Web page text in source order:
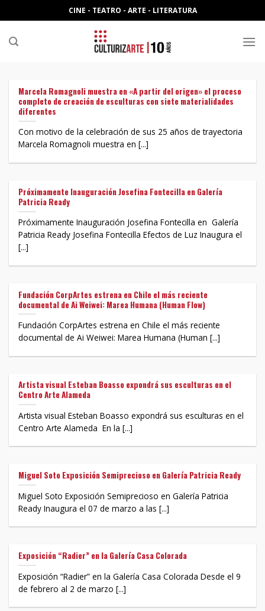
to
content
CINE - TEATRO - ARTE - LITERATURA
Marcela Romagnoli muestra en «A partir del origen» el proceso
completo de creación de esculturas con siete materialidades
diferentes
Con motivo de la celebración de sus 25 años de trayectoria
Marcela Romagnoli muestra en [...]
Próximamente Inauguración Josefina Fontecilla en Galería
Patricia Ready
Próximamente Inauguración Josefina Fontecilla en Galería
Patricia Ready Josefina Fontecilla Efectos de Luz Inaugura el
[...]
Fundación CorpArtes estrena en Chile el más reciente
documental de Ai Weiwei: Marea Humana (Human Flow)
Fundación CorpArtes estrena en Chile el más reciente
documental de Ai Weiwei: Marea Humana (Human [...]
Artista visual Esteban Boasso expondrá sus esculturas en el
Centro Arte Alameda
Artista visual Esteban Boasso expondrá sus esculturas en el
Centro Arte Alameda ​ En la [...]
Miguel Soto Exposición Semiprecioso en Galería Patricia Ready
Miguel Soto Exposición Semiprecioso en Galería Patricia
Ready Inaugura el 07 de marzo a las [...]
Exposición “Radier” en la Galería Casa Colorada
Exposición “Radier” en la Galería Casa Colorada Desde el 9
de febrero al 2 de marzo [...]